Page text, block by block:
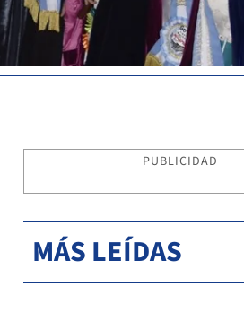
PUBLICIDAD
MÁS LEÍDAS